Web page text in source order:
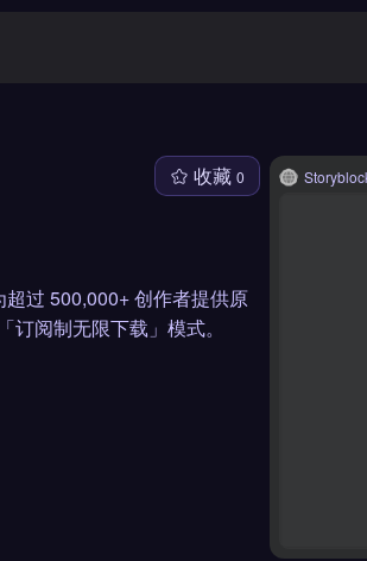
收藏 0
过 500,000+ 创作者提供原
阅制无限下载」模式。